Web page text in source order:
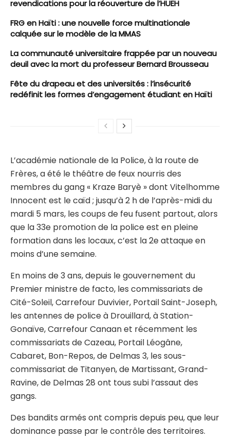
revendications pour la réouverture de l’HUEH
FRG en Haïti : une nouvelle force multinationale
calquée sur le modèle de la MMAS
La communauté universitaire frappée par un nouveau
deuil avec la mort du professeur Bernard Brousseau
Fête du drapeau et des universités : l’insécurité
redéfinit les formes d’engagement étudiant en Haïti
L’académie nationale de la Police, à la route de
Frères, a été le théâtre de feux nourris des
membres du gang « Kraze Baryè » dont Vitelhomme
Innocent est le caïd ; jusqu’à 2 h de l’après-midi du
mardi 5 mars, les coups de feu fusent partout, alors
que la 33e promotion de la police est en pleine
formation dans les locaux, c’est la 2e attaque en
moins d’une semaine.
En moins de 3 ans, depuis le gouvernement du
Premier ministre de facto, les commissariats de
Cité-Soleil, Carrefour Duvivier, Portail Saint-Joseph,
les antennes de police à Drouillard, à Station-
Gonaïve, Carrefour Canaan et récemment les
commissariats de Cazeau, Portail Léogâne,
Cabaret, Bon-Repos, de Delmas 3, les sous-
commissariat de Titanyen, de Martissant, Grand-
Ravine, de Delmas 28 ont tous subi l’assaut des
gangs.
Des bandits armés ont compris depuis peu, que leur
dominance passe par le contrôle des territoires.